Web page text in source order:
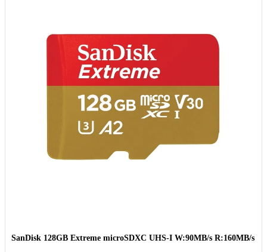
SanDisk 128GB Extreme microSDXC UHS-I W:90MB/s R:160MB/s